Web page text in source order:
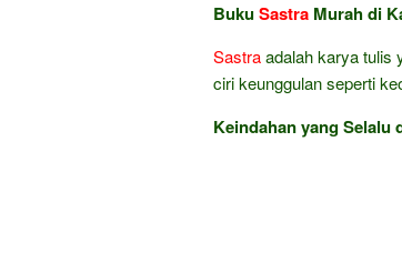
BukuSastra Murah di
Sastraadalah karya tulis
ciri keunggulan seperti
Keindahan yang Selalu